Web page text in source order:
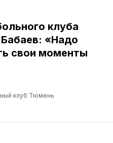
клуба
«Надо
свои моменты
клуб Тюмень